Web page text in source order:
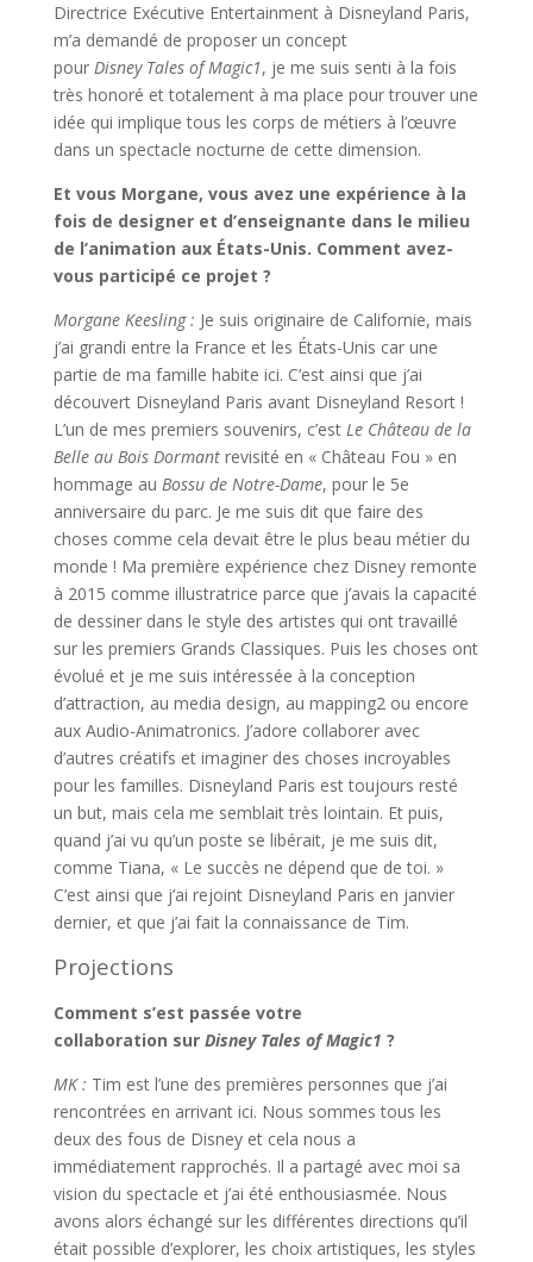
Directrice Exécutive Entertainment à Disneyland Paris,
m’a demandé de proposer un concept
pour Disney Tales of Magic1, je me suis senti à la fois
très honoré et totalement à ma place pour trouver une
idée qui implique tous les corps de métiers à l’œuvre
dans un spectacle nocturne de cette dimension.
Et vous Morgane, vous avez une expérience à la
fois de designer et d’enseignante dans le milieu
de l’animation aux États-Unis. Comment avez-
vous participé ce projet ?
Morgane Keesling : Je suis originaire de Californie, mais
j’ai grandi entre la France et les États-Unis car une
partie de ma famille habite ici. C’est ainsi que j’ai
découvert Disneyland Paris avant Disneyland Resort !
L’un de mes premiers souvenirs, c’est Le Château de la
Belle au Bois Dormantrevisité en « Château Fou » en
hommage au Bossu de Notre-Dame, pour le 5e
anniversaire du parc. Je me suis dit que faire des
choses comme cela devait être le plus beau métier du
monde ! Ma première expérience chez Disney remonte
à 2015 comme illustratrice parce que j’avais la capacité
de dessiner dans le style des artistes qui ont travaillé
sur les premiers Grands Classiques. Puis les choses ont
évolué et je me suis intéressée à la conception
d’attraction, au media design, au mapping2 ou encore
aux Audio-Animatronics. J’adore collaborer avec
d’autres créatifs et imaginer des choses incroyables
pour les familles. Disneyland Paris est toujours resté
un but, mais cela me semblait très lointain. Et puis,
quand j’ai vu qu’un poste se libérait, je me suis dit,
comme Tiana, « Le succès ne dépend que de toi. »
C’est ainsi que j’ai rejoint Disneyland Paris en janvier
dernier, et que j’ai fait la connaissance de Tim.
Projections
Comment s’est passée votre
collaboration sur Disney Tales of Magic1 ?
MK : Tim est l’une des premières personnes que j’ai
rencontrées en arrivant ici. Nous sommes tous les
deux des fous de Disney et cela nous a
immédiatement rapprochés. Il a partagé avec moi sa
vision du spectacle et j’ai été enthousiasmée. Nous
avons alors échangé sur les différentes directions qu’il
était possible d’explorer, les choix artistiques, les styles